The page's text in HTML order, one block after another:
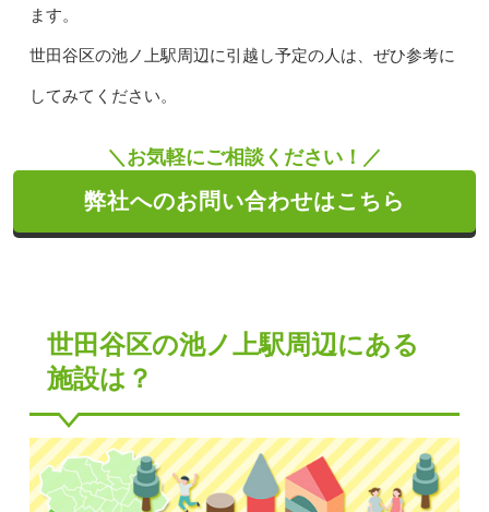
ます。
世田谷区の池ノ上駅周辺に引越し予定の人は、ぜひ参考に
してみてください。
＼お気軽にご相談ください！／
弊社へのお問い合わせはこちら
世田谷区の池ノ上駅周辺にある
施設は？